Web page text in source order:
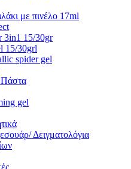
με πινέλο 17ml
3in1 15/30gr
15/30grl
spider gel
gel
Δειγματολόγια